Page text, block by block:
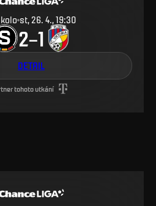
kolo st, 26. 4., 19:30
2–1
DETAIL
tohoto utkání